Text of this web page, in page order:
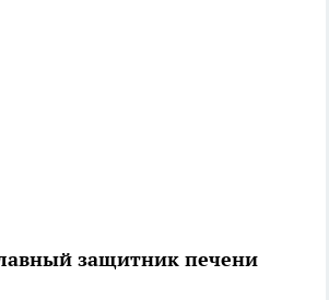
защитник печени